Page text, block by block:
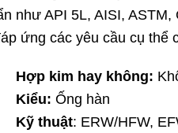
như API 5L, AISI, ASTM,
ứng các yêu cầu cụ thể
Hợp kim hay không:
Kiểu: Ống hàn
Kỹ thuật: ERW/HFW,